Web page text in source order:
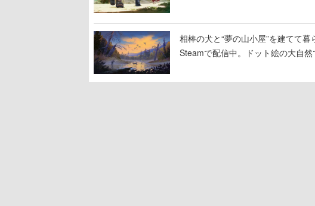
相棒の犬と“夢の山小屋”を建てて
Steamで配信中。ドット絵の大自